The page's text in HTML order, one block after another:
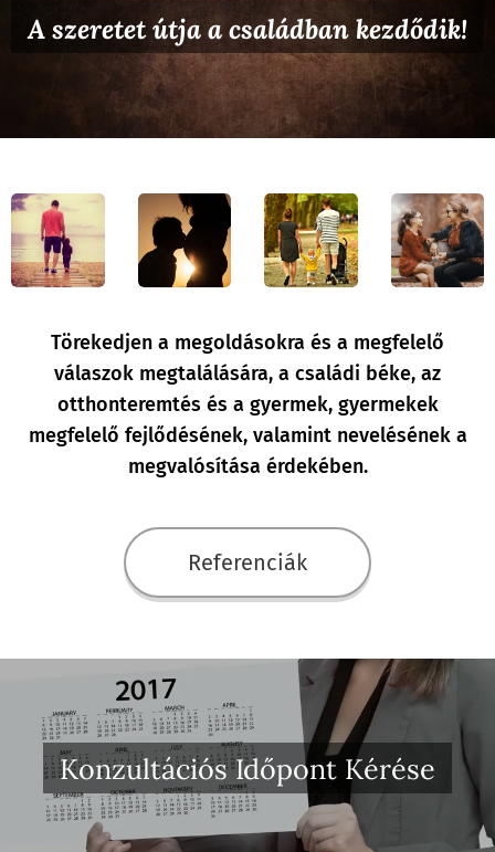
A szeretet útja a családban kezdődik!
Törekedjen a megoldásokra és a megfelelő
válaszok megtalálására, a családi béke, az
otthonteremtés és a gyermek, gyermekek
megfelelő fejlődésének, valamint nevelésének a
megvalósítása érdekében.
Referenciák
Konzultációs Időpont Kérése